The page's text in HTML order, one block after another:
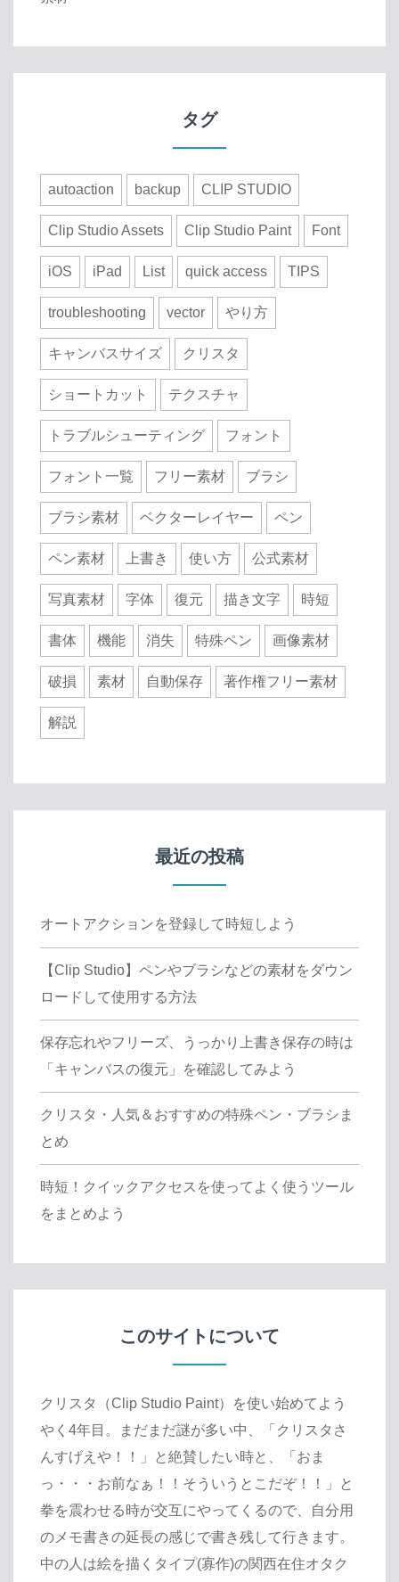
タグ
autoaction backup CLIP STUDIO
Clip Studio Assets Clip Studio Paint Font
iOS iPad List quick access TIPS
troubleshooting vector やり方
キャンバスサイズ クリスタ
ショートカット テクスチャ
トラブルシューティング フォント
フォント一覧 フリー素材 ブラシ
ブラシ素材 ベクターレイヤー ペン
ペン素材 上書き 使い方 公式素材
写真素材 字体 復元 描き文字 時短
書体 機能 消失 特殊ペン 画像素材
破損 素材 自動保存 著作権フリー素材
解説
最近の投稿
オートアクションを登録して時短しよう
【Clip Studio】ペンやブラシなどの素材をダウン
ロードして使用する方法
保存忘れやフリーズ、うっかり上書き保存の時は
「キャンバスの復元」を確認してみよう
クリスタ・人気＆おすすめの特殊ペン・ブラシま
とめ
時短！クイックアクセスを使ってよく使うツール
をまとめよう
このサイトについて
クリスタ（Clip Studio Paint）を使い始めてよう
やく4年目。まだまだ謎が多い中、「クリスタさ
んすげえや！！」と絶賛したい時と、「おま
っ・・・お前なぁ！！そういうとこだぞ！！」と
拳を震わせる時が交互にやってくるので、自分用
のメモ書きの延長の感じで書き残して行きます。
中の人は絵を描くタイプ(寡作)の関西在住オタク